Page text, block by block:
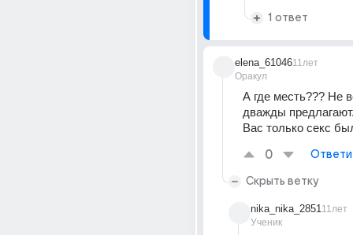
1 ответ
elena_61046
Оракул
11лет
А где месть??? Не
дважды
Вас только секс
0
Скрыть ветку
nika_nika_2851
Ученик
11лет